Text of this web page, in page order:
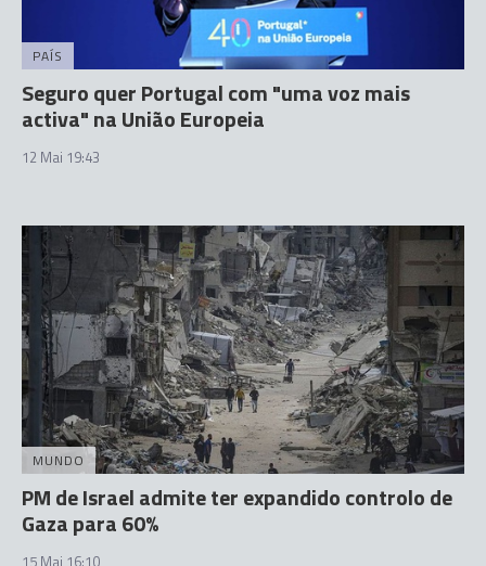
PAÍS
Seguro quer Portugal com "uma voz mais
activa" na União Europeia
12 Mai 19:43
MUNDO
PM de Israel admite ter expandido controlo de
Gaza para 60%
15 Mai 16:10